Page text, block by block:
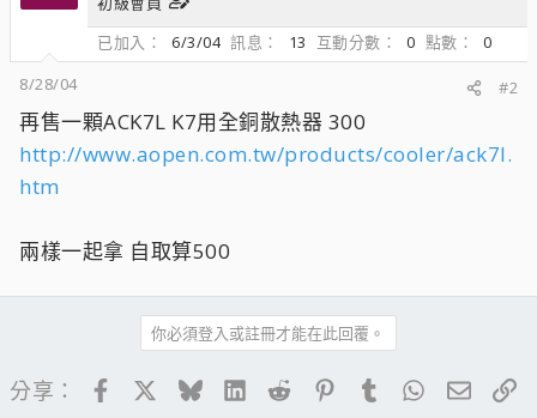
已加入
6/3/04 訊息 13 互動分數 0 點數
0
8/28/04
#2
再售一顆ACK7L K7用全銅散熱器 300
http://www.aopen.com.tw/products/cooler/ack7l.
htm
兩樣一起拿 自取算500
你必須登入或註冊才能在此回覆。
分享： FacebookBlueskyLinkedIn
Reddit PinterestTumblrWhatsApp
電子